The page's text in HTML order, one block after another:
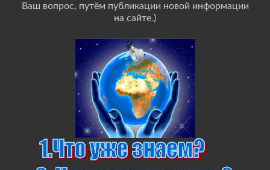
Ваш вопрос, путём публикации новой информации
на сайте.)